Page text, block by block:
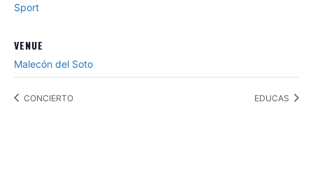
Sport
VENUE
Malecón del Soto
CONCIERTO EDUCAS